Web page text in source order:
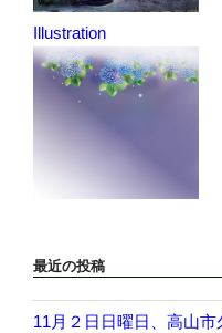
Illustration
最近の投稿
11月２日日曜日、高山